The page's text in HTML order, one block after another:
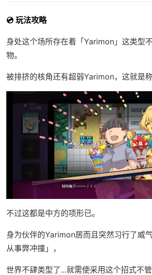
💿 玩法攻略
身处这个场所存在着「Yarimon」这类型
物。
被排挤的核角还有超弱Yarimon，这就是
不过这都是中方的项形已。
身为伙伴的Yarimon居而且突然习行了威
从事弊冲撞」，
世界不肆类型了...就需使采用这个招式不